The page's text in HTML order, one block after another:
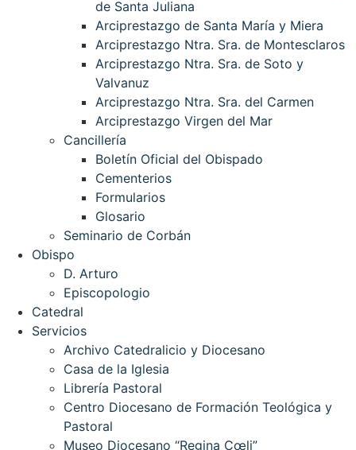
de Santa Juliana
Arciprestazgo de Santa María y Miera
Arciprestazgo Ntra. Sra. de Montesclaros
Arciprestazgo Ntra. Sra. de Soto y
Valvanuz
Arciprestazgo Ntra. Sra. del Carmen
Arciprestazgo Virgen del Mar
Cancillería
Boletín Oficial del Obispado
Cementerios
Formularios
Glosario
Seminario de Corbán
Obispo
D. Arturo
Episcopologio
Catedral
Servicios
Archivo Catedralicio y Diocesano
Casa de la Iglesia
Librería Pastoral
Centro Diocesano de Formación Teológica y
Pastoral
Museo Diocesano “Regina Cœli”